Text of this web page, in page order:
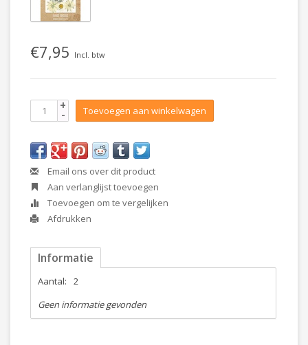
€7,95 Incl. btw
+
- Toevoegen aan winkelwagen
Email ons over dit product
Aan verlanglijst toevoegen
Toevoegen om te vergelijken
Afdrukken
Informatie
Aantal:
2
Geen informatie gevonden